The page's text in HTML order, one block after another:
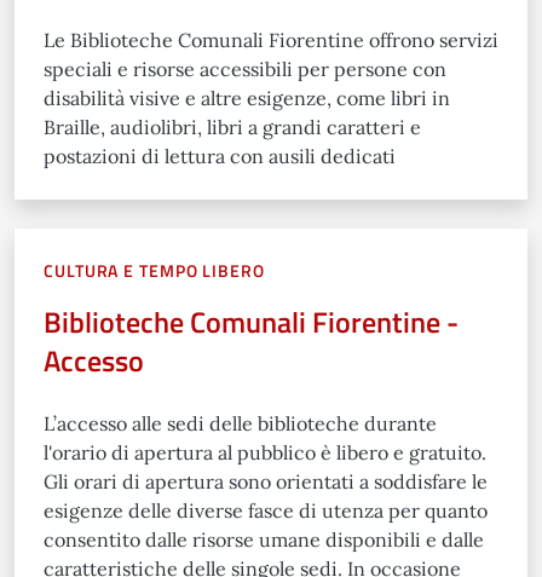
Le Biblioteche Comunali Fiorentine offrono servizi
speciali e risorse accessibili per persone con
disabilità visive e altre esigenze, come libri in
Braille, audiolibri, libri a grandi caratteri e
postazioni di lettura con ausili dedicati
CULTURA E TEMPO LIBERO
Biblioteche Comunali Fiorentine -
Accesso
L’accesso alle sedi delle biblioteche durante
l'orario di apertura al pubblico è libero e gratuito.
Gli orari di apertura sono orientati a soddisfare le
esigenze delle diverse fasce di utenza per quanto
consentito dalle risorse umane disponibili e dalle
caratteristiche delle singole sedi. In occasione